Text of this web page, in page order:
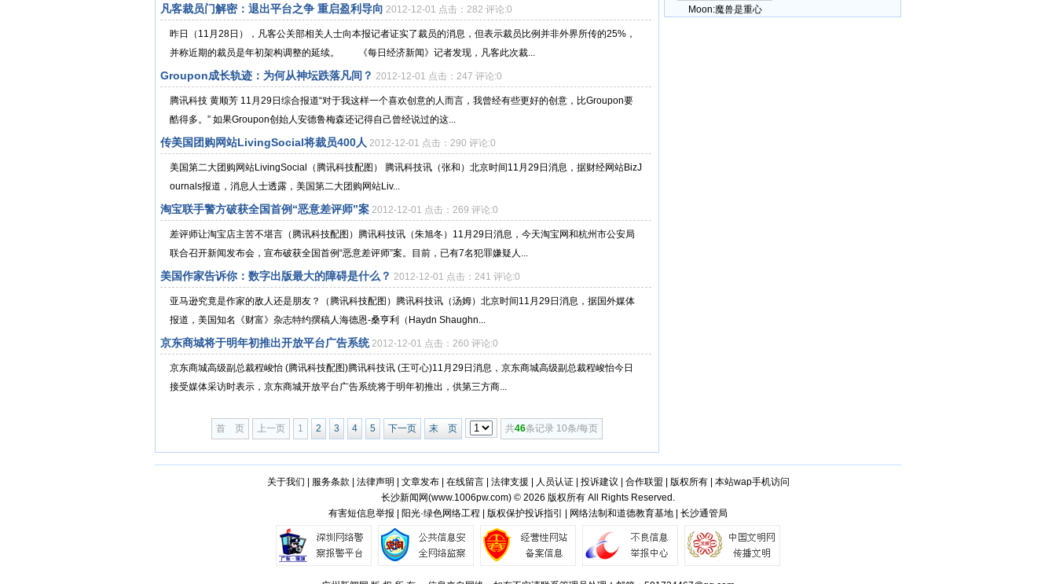
凡客裁员门解密：退出平台之争 重启盈利导向 2012-12-01 点击：282 评论:0
昨日（11月28日），凡客公关部相关人士向本报记者证实了裁员的消息，但表示裁员比例并非外界所传的25%，
并称近期的裁员是年初架构调整的延续。 《每日经济新闻》记者发现，凡客此次裁...
Groupon成长轨迹：为何从神坛跌落凡间？ 2012-12-01 点击：247 评论:0
腾讯科技 黄顺芳 11月29日综合报道“对于我这样一个喜欢创意的人而言，我曾经有些更好的创意，比Groupon要
酷得多。” 如果Groupon创始人安德鲁梅森还记得自己曾经说过的这...
传美国团购网站LivingSocial将裁员400人 2012-12-01 点击：290 评论:0
美国第二大团购网站LivingSocial（腾讯科技配图） 腾讯科技讯（张和）北京时间11月29日消息，据财经网站BizJ
ournals报道，消息人士透露，美国第二大团购网站Liv...
淘宝联手警方破获全国首例“恶意差评师”案 2012-12-01 点击：269 评论:0
差评师让淘宝店主苦不堪言（腾讯科技配图）腾讯科技讯（朱旭冬）11月29日消息，今天淘宝网和杭州市公安局
联合召开新闻发布会，宣布破获全国首例“恶意差评师”案。目前，已有7名犯罪嫌疑人...
美国作家告诉你：数字出版最大的障碍是什么？ 2012-12-01 点击：241 评论:0
亚马逊究竟是作家的敌人还是朋友？（腾讯科技配图）腾讯科技讯（汤姆）北京时间11月29日消息，据国外媒体
报道，美国知名《财富》杂志特约撰稿人海德恩-桑亨利（Haydn Shaughn...
京东商城将于明年初推出开放平台广告系统 2012-12-01 点击：260 评论:0
京东商城高级副总裁程峻怡 (腾讯科技配图)腾讯科技讯 (王可心)11月29日消息，京东商城高级副总裁程峻怡今日
接受媒体采访时表示，京东商城开放平台广告系统将于明年初推出，供第三方商...
首 页 上一页 1 2 3 4 5 下一页 末 页 共46条记录 10条/每页
Moon:魔兽是重心
关于我们 服务条款 法律声明 文章发布| 在线留言| 法律支援 人员认证| 投诉建议 合作联盟 版权所有| 本站wap手机访问
长沙新闻网(www.1006pw.com) © 2026 版权所有 All Rights Reserved.
有害短信息举报 | 阳光·绿色网络工程 | 版权保护投诉指引 | 网络法制和道德教育基地 | 长沙通管局